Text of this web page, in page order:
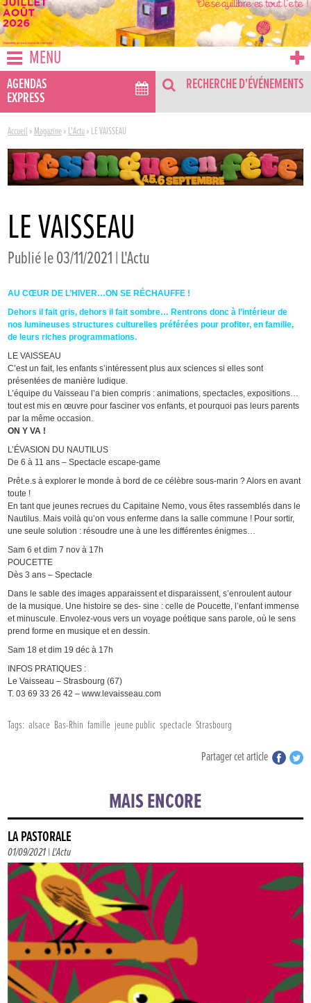
MENU
AGENDAS
EXPRESS
RECHERCHE D'ÉVÉNEMENTS
Accueil » Magazine» L'Actu» LE VAISSEAU
LE VAISSEAU
Publié le 03/11/2021 |L'Actu
AU CŒUR DE L’HIVER…ON SE RÉCHAUFFE !
Dehors il fait gris, dehors il fait sombre… Rentrons donc à l’intérieur de
nos lumineuses structures culturelles préférées pour profiter, en famille,
de leurs riches programmations.
LE VAISSEAU
C’est un fait, les enfants s’intéressent plus aux sciences si elles sont
présentées de manière ludique.
L’équipe du Vaisseau l’a bien compris : animations, spectacles, expositions…
tout est mis en œuvre pour fasciner vos enfants, et pourquoi pas leurs parents
par la même occasion.
ON Y VA !
L’ÉVASION DU NAUTILUS
De 6 à 11 ans – Spectacle escape-game
Prêt.e.s à explorer le monde à bord de ce célèbre sous-marin ? Alors en avant
toute !
En tant que jeunes recrues du Capitaine Nemo, vous êtes rassemblés dans le
Nautilus. Mais voilà qu’on vous enferme dans la salle commune ! Pour sortir,
une seule solution : résoudre une à une les différentes énigmes…
Sam 6 et dim 7 nov à 17h
POUCETTE
Dès 3 ans – Spectacle
Dans le sable des images apparaissent et disparaissent, s’enroulent autour
de la musique. Une histoire se des- sine : celle de Poucette, l’enfant immense
et minuscule. Envolez-vous vers un voyage poétique sans parole, où le sens
prend forme en musique et en dessin.
Sam 18 et dim 19 déc à 17h
INFOS PRATIQUES :
Le Vaisseau – Strasbourg (67)
T. 03 69 33 26 42 – www.levaisseau.com
Tags: alsace Bas-Rhin famille jeune public spectacle Strasbourg
Partager cet article
MAIS ENCORE
LA PASTORALE
01/09/2021 |L'Actu